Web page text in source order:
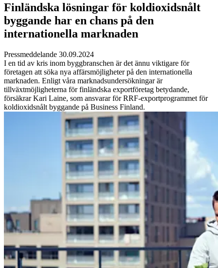
Finländska lösningar för koldioxidsnålt
byggande har en chans på den
internationella marknaden
Pressmeddelande 30.09.2024
I en tid av kris inom byggbranschen är det ännu viktigare för
företagen att söka nya affärsmöjligheter på den internationella
marknaden. Enligt våra marknadsundersökningar är
tillväxtmöjligheterna för finländska exportföretag betydande,
försäkrar Kari Laine, som ansvarar för RRF-exportprogrammet för
koldioxidsnålt byggande på Business Finland.